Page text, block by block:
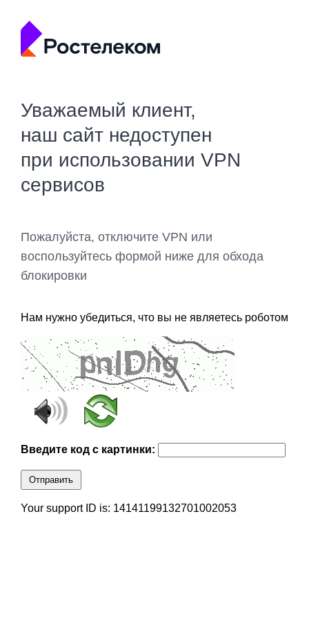
Уважаемый клиент,
наш сайт недоступен
при использовании VPN
сервисов
Пожалуйста, отключите VPN или
воспользуйтесь формой ниже для обхода
блокировки
Нам нужно убедиться, что вы не являетесь роботом
Введите код с картинки:
Отправить
Your support ID is: 14141199132701002053